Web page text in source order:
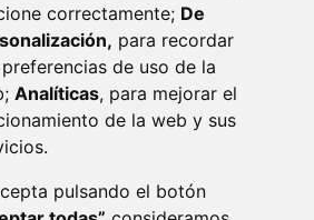
correctamente; De
para recordar
preferencias de uso de la
Analíticas, para mejorar el
de la web y sus
pulsando el botón
MONZÓN - ARAGÓN (ESPAÑA)
974 400 700 ·
monzon.es